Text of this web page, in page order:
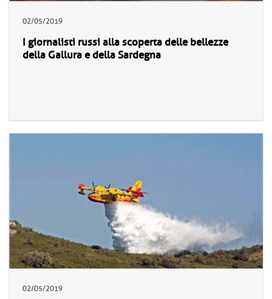
02/05/2019
I giornalisti russi alla scoperta delle bellezze
della Gallura e della Sardegna
02/05/2019